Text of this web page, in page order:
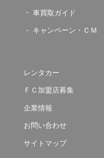
車買取ガイド
キャンペーン・ＣＭ
レンタカー
ＦＣ加盟店募集
企業情報
お問い合わせ
サイトマップ